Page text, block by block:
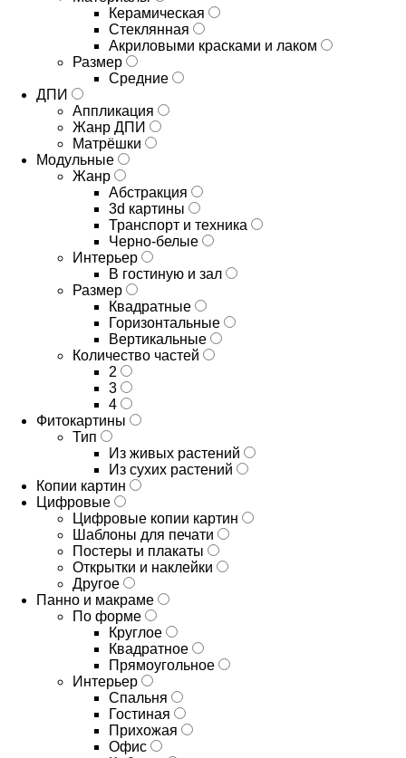
Керамическая
Стеклянная
Акриловыми красками и лаком
Размер
Средние
ДПИ
Аппликация
Жанр ДПИ
Матрёшки
Модульные
Жанр
Абстракция
3d картины
Транспорт и техника
Черно-белые
Интерьер
В гостиную и зал
Размер
Квадратные
Горизонтальные
Вертикальные
Количество частей
2
3
4
Фитокартины
Тип
Из живых растений
Из сухих растений
Копии картин
Цифровые
Цифровые копии картин
Шаблоны для печати
Постеры и плакаты
Открытки и наклейки
Другое
Панно и макраме
По форме
Круглое
Квадратное
Прямоугольное
Интерьер
Спальня
Гостиная
Прихожая
Офис